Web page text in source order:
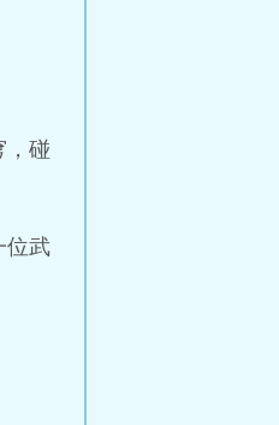
，碰
位武